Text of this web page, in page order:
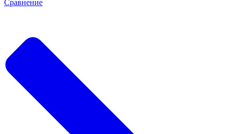
Сравнение